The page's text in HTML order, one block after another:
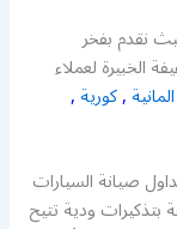
نقدم بفخر
الخبيرة لعملاء
المانية,كورية,
صيانة السيارات
بتذكيرات ودية تتيح